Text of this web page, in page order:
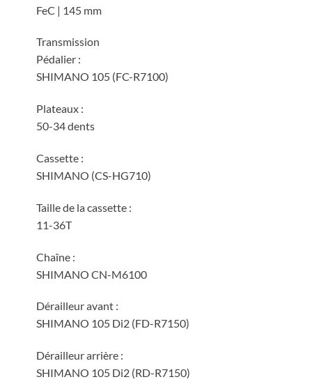
FeC | 145 mm
Transmission
Pédalier :
SHIMANO 105 (FC-R7100)
Plateaux :
50-34 dents
Cassette :
SHIMANO (CS-HG710)
Taille de la cassette :
11-36T
Chaîne :
SHIMANO CN-M6100
Dérailleur avant :
SHIMANO 105 Di2 (FD-R7150)
Dérailleur arrière :
SHIMANO 105 Di2 (RD-R7150)